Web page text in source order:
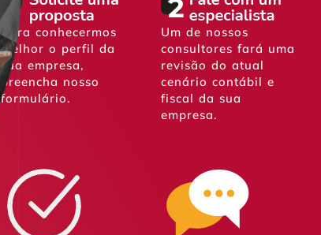
Para conhecermos
melhor o perfil da
sua empresa,
preencha nosso
formulário.
Um de nossos
consultores fará uma
revisão do atual
cenário contábil e
fiscal da sua
empresa.